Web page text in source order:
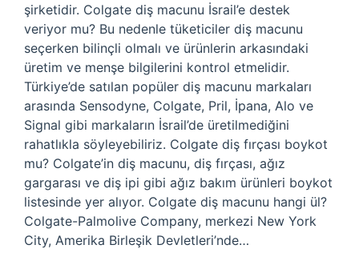
şirketidir. Colgate diş macunu İsrail’e destek
veriyor mu? Bu nedenle tüketiciler diş macunu
seçerken bilinçli olmalı ve ürünlerin arkasındaki
üretim ve menşe bilgilerini kontrol etmelidir.
Türkiye’de satılan popüler diş macunu markaları
arasında Sensodyne, Colgate, Pril, İpana, Alo ve
Signal gibi markaların İsrail’de üretilmediğini
rahatlıkla söyleyebiliriz. Colgate diş fırçası boykot
mu? Colgate’in diş macunu, diş fırçası, ağız
gargarası ve diş ipi gibi ağız bakım ürünleri boykot
listesinde yer alıyor. Colgate diş macunu hangi ül?
Colgate-Palmolive Company, merkezi New York
City, Amerika Birleşik Devletleri’nde…